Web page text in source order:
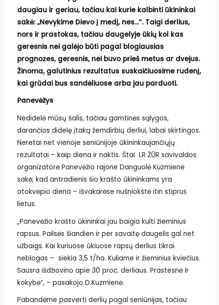
daugiau ir geriau, tačiau kai kurie kalbinti ūkininkai
sakė: „Nevykime Dievo į medį, nes…“. Taigi derlius,
nors ir prastokas, tačiau daugelyje ūkių kol kas
geresnis nei galėjo būti pagal blogiausias
prognozes, geresnis, nei buvo prieš metus ar dvejus.
Žinoma, galutinius rezultatus suskaičiuosime rudenį,
kai grūdai bus sandėliuose arba jau parduoti.
Panevėžys
Nedidelė mūsų šalis, tačiau gamtinės sąlygos,
darančios didelę įtaką žemdirbių derliui, labai skirtingos.
Neretai net vienoje seniūnijoje ūkininkaujančiųjų
rezultatai – kaip diena ir naktis. Štai LR ŽŪR savivaldos
organizatorė Panevėžio rajone Danguolė Kuzmienė
sakė, kad antradienis šio krašto ūkininkams yra
atokvėpio diena – išvakarėse nušniokštė itin stiprus
lietus.
„Panevėžio krašto ūkininkai jau baigia kulti žieminius
rapsus. Pailsės šiandien ir per savaitę daugelis gal net
užbaigs. Kai kuriuose ūkiuose rapsų derlius tikrai
neblogas – siekia 3,5 t/ha. Kuliame ir žieminius kviečius.
Sausra išdžiovino apie 30 proc. derliaus. Prastesnė ir
kokybė“, – pasakojo D.Kuzmienė.
Pabandėme pasverti derlių pagal seniūnijas, tačiau